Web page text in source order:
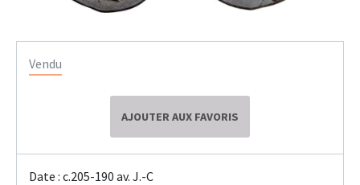
Vendu
AJOUTER AUX FAVORIS
Date : c.205-190 av. J.-C